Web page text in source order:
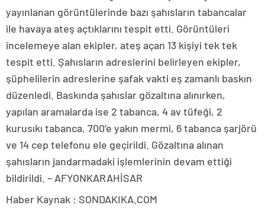
yayınlanan görüntülerinde bazı şahısların tabancalar
ile havaya ateş açtıklarını tespit etti. Görüntüleri
incelemeye alan ekipler, ateş açan 13 kişiyi tek tek
tespit etti. Şahısların adreslerini belirleyen ekipler,
şüphelilerin adreslerine şafak vakti eş zamanlı baskın
düzenledi. Baskında şahıslar gözaltına alınırken,
yapılan aramalarda ise 2 tabanca, 4 av tüfeği, 2
kurusıkı tabanca, 700’e yakın mermi, 6 tabanca şarjörü
ve 14 cep telefonu ele geçirildi. Gözaltına alınan
şahısların jandarmadaki işlemlerinin devam ettiği
bildirildi. – AFYONKARAHİSAR
Haber Kaynak : SONDAKIKA.COM